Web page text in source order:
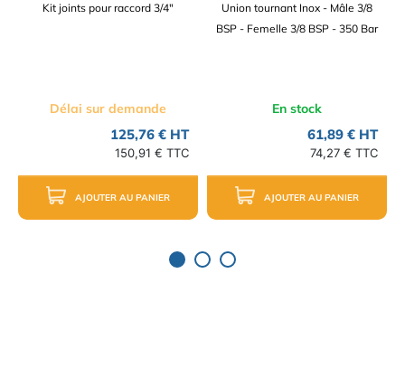
Kit joints pour raccord 3/4"
Délai sur demande
125,76 € HT
150,91 € TTC
AJOUTER AU PANIER
Union tournant Inox - Mâle 3/8
BSP - Femelle 3/8 BSP - 350 Bar
En stock
61,89 € HT
74,27 € TTC
AJOUTER AU PANIER